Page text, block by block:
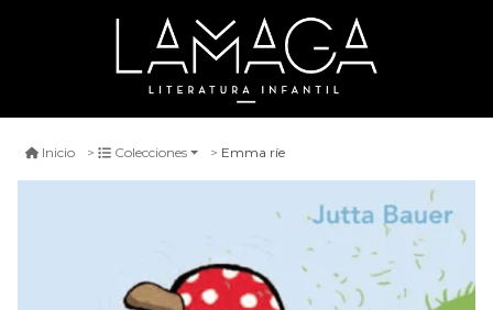
Inicio Colecciones Emma ríe